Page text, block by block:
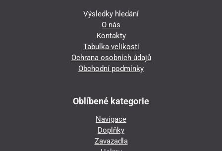
Výsledky hledání
O nás
Kontakty
Tabulka velikostí
Ochrana osobních údajů
Obchodní podmínky
Oblíbené kategorie
Navigace
Doplňky
Zavazadla